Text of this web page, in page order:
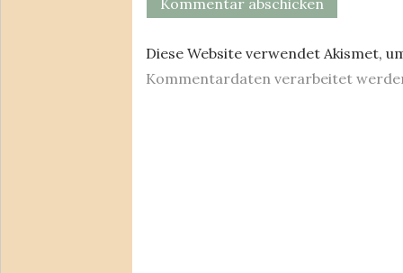
Diese Website verwendet Akismet,
Kommentardaten verarbeitet